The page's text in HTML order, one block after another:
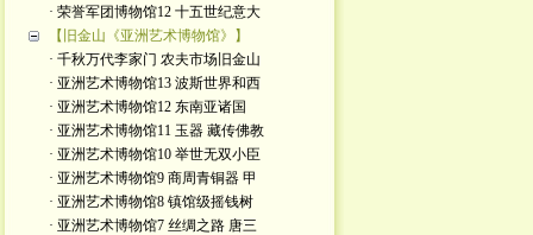
· 荣誉军团博物馆12 十五世纪意大
【旧金山《亚洲艺术博物馆》】
· 千秋万代李家门 农夫市场旧金山
· 亚洲艺术博物馆13 波斯世界和西
· 亚洲艺术博物馆12 东南亚诸国
· 亚洲艺术博物馆11 玉器 藏传佛教
· 亚洲艺术博物馆10 举世无双小臣
· 亚洲艺术博物馆9 商周青铜器 甲
· 亚洲艺术博物馆8 镇馆级摇钱树
· 亚洲艺术博物馆7 丝绸之路 唐三